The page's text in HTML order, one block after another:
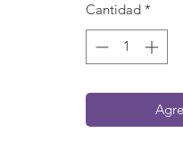
Cantidad *